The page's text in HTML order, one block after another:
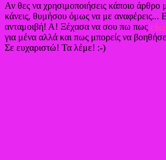
Αν θες να χρησιμοποιήσεις κάποιο άρθρο
κάνεις, θυμήσου όμως να με αναφέρεις...
ανταμοιβή! Α! Ξέχασα να σου πω πως εδώ
για μένα αλλά και πως μπορείς να
Σε ευχαριστώ! Τα λέμε! :-)